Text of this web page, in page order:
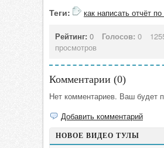
Теги: как написать отчёт по
Рейтинг: 0 Голосов: 0
просмотров
Комментарии (0)
Нет комментариев. Ваш будет
Добавить комментарий
НОВОЕ ВИДЕО ТУЛЫ